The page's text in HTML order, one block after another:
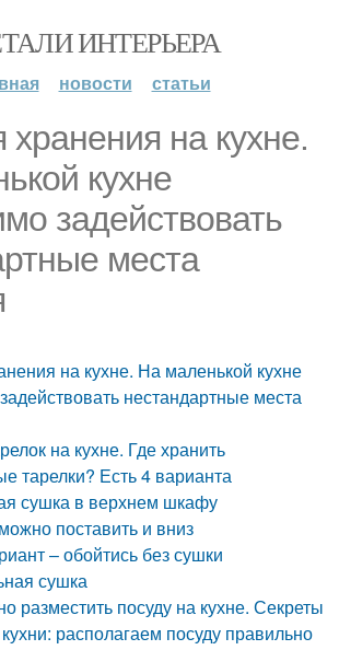
ИНТЕРЬЕРА
новости статьи
на кухне.
кухне
задействовать
места
на кухне. На маленькой кухне
нестандартные места
на кухне. Где хранить
тарелки? Есть 4 варианта
сушка в верхнем шкафу
поставить и вниз
– обойтись без сушки
сушка
разместить посуду на кухне. Секреты
располагаем посуду правильно